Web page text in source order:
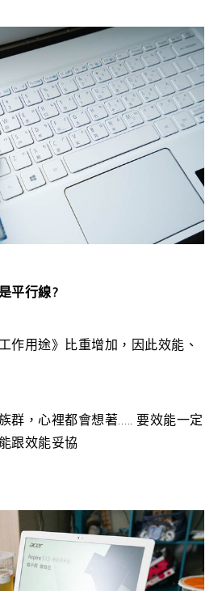
平行線?
作用途》比重增加，因此效能、
群，心裡都會想著….. 要效能一定
跟效能妥協